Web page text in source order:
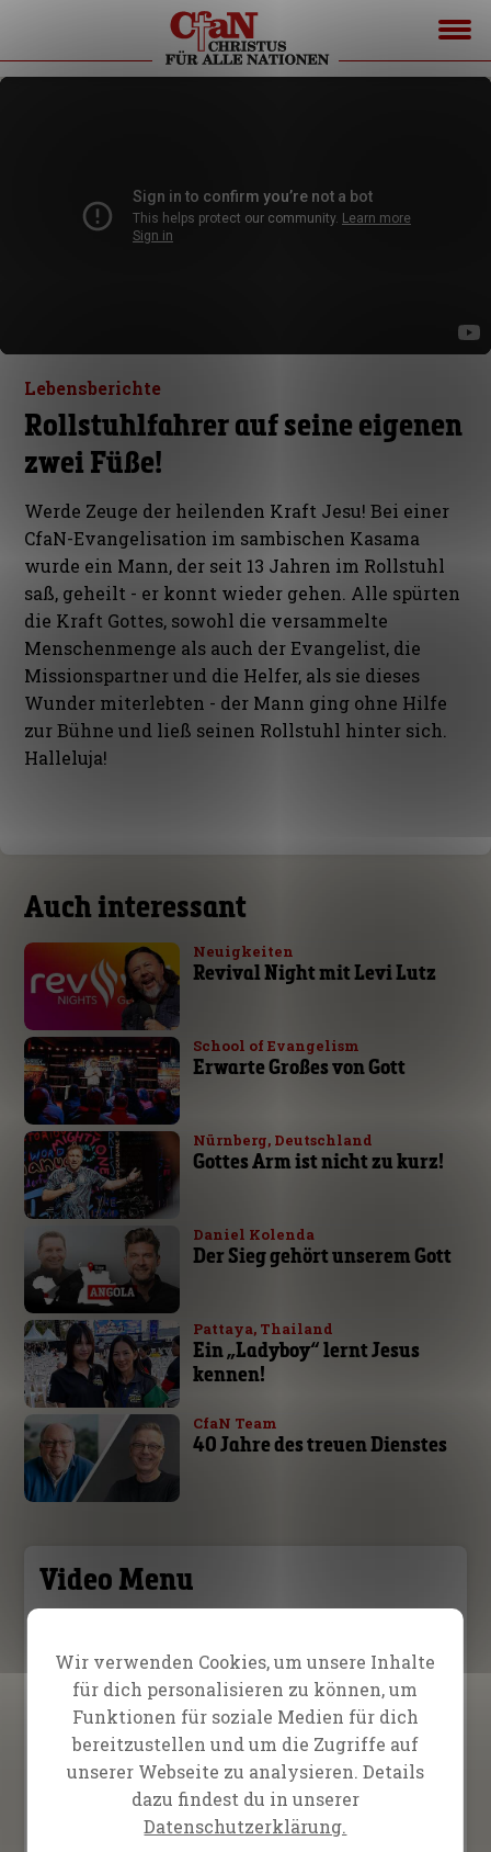
Lebensberichte
Rollstuhlfahrer auf seine eigenen
zwei Füße!
Werde Zeuge der heilenden Kraft Jesu! Bei einer
CfaN-Evangelisation im sambischen Kasama
wurde ein Mann, der seit 13 Jahren im Rollstuhl
saß, geheilt - er konnt wieder gehen. Alle spürten
die Kraft Gottes, sowohl die versammelte
Menschenmenge als auch der Evangelist, die
Missionspartner und die Helfer, als sie dieses
Wunder miterlebten - der Mann ging ohne Hilfe
zur Bühne und ließ seinen Rollstuhl hinter sich.
Halleluja!
Auch interessant
Neuigkeiten
Revival Night mit Levi Lutz
School of Evangelism
Erwarte Großes von Gott
Nürnberg, Deutschland
Gottes Arm ist nicht zu kurz!
Daniel Kolenda
Der Sieg gehört unserem Gott
Pattaya, Thailand
Ein „Ladyboy“ lernt Jesus
kennen!
CfaN Team
40 Jahre des treuen Dienstes
Video Menu
12. September 2025
Gott hat meine Augen
geheilt!
27. Juni 2025
Sehnsüchtiges Warten auf
ein Wunder
Wir verwenden Cookies, um unsere Inhalte
für dich personalisieren zu können, um
Funktionen für soziale Medien für dich
bereitzustellen und um die Zugriffe auf
unserer Webseite zu analysieren. Details
dazu findest du in unserer
Datenschutzerklärung.